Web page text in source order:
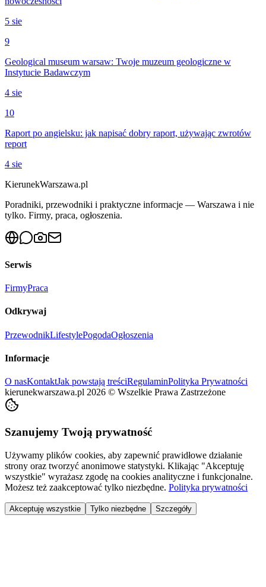
5 sie
9
Geological museum warsaw: Twoje muzeum geologiczne w
Instytucie Badawczym
4 sie
10
Raport po angielsku: jak napisać dobry raport, używając zwrotów
report
4 sie
KierunekWarszawa.pl
Poradniki, przewodniki i praktyczne informacje — Warszawa i nie
tylko. Firmy, praca, ogłoszenia.
Serwis
FirmyPraca
Odkrywaj
PrzewodnikLifestylePogodaOgłoszenia
Informacje
O nasKontaktJak powstają treściRegulaminPolityka Prywatności
kierunekwarszawa.pl 2026 © Wszelkie Prawa Zastrzeżone
Szanujemy Twoją prywatność
Używamy plików cookies, aby zapewnić prawidłowe działanie
strony oraz tworzyć anonimowe statystyki. Klikając "Akceptuję
wszystkie" wyrażasz zgodę na cookies analityczne i funkcjonalne.
Możesz też zaakceptować tylko niezbędne. Polityka prywatności
Akceptuję wszystkie Tylko niezbędne Szczegóły